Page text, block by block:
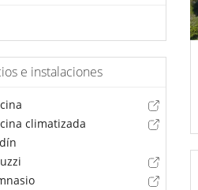
e instalaciones
climatizada